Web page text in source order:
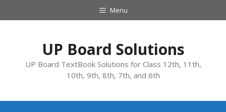
to
Menu
UP Board Solutions
UP Board TextBook Solutions for Class 12th, 11th,
10th, 9th, 8th, 7th, and 6th